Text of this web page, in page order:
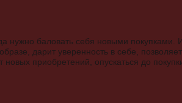
нужно баловать себя новыми
дарит уверенность в себе,
новых приобретений, опускаться до